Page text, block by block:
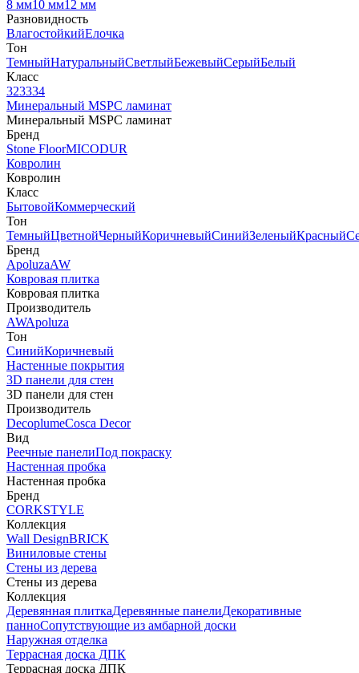
8 мм10 мм12 мм
Разновидность
ВлагостойкийЕлочка
Тон
ТемныйНатуральныйСветлыйБежевыйСерыйБелый
Класс
323334
Минеральный MSPC ламинат
Минеральный MSPC ламинат
Бренд
Stone FloorMICODUR
Ковролин
Ковролин
Класс
БытовойКоммерческий
Тон
ТемныйЦветнойЧерныйКоричневыйСинийЗеленыйКрасный
Бренд
ApoluzaAW
Ковровая плитка
Ковровая плитка
Производитель
AWApoluza
Тон
СинийКоричневый
Настенные покрытия
3D панели для стен
3D панели для стен
Производитель
DecoplumeCosca Decor
Вид
Реечные панелиПод покраску
Настенная пробка
Настенная пробка
Бренд
CORKSTYLE
Коллекция
Wall DesignBRICK
Виниловые стены
Стены из дерева
Стены из дерева
Коллекция
Деревянная плиткаДеревянные панелиДекоративные
панноСопутствующие из амбарной доски
Наружная отделка
Террасная доска ДПК
Террасная доска ДПК